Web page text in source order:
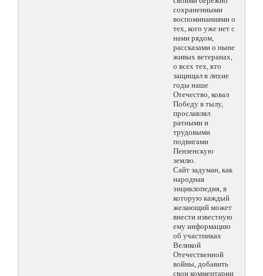
сохраненными
воспоминаниями о
тех, кого уже нет с
нами рядом,
рассказами о ныне
живых ветеранах,
о всех тех, кто
защищал в лихие
годы наше
Отечество, ковал
Победу в тылу,
прославлял
ратными и
трудовыми
подвигами
Пензенскую
землю.
Сайт задуман, как
народная
энциклопедия, в
которую каждый
желающий может
внести известную
ему информацию
об участниках
Великой
Отечественной
войны, добавить
свои комментарии